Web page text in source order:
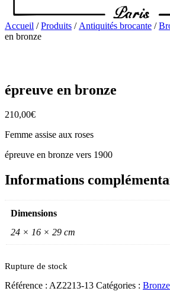
Accueil /Produits / Antiquités brocante /
en bronze
épreuve en bronze
210,00€
Femme assise aux roses
épreuve en bronze vers 1900
Informations
Dimensions
24 × 16 × 29 cm
Rupture de stock
Référence : AZ2213-13 Catégories : Bronze